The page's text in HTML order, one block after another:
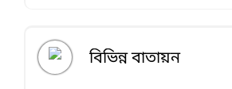
বিভিন্ন বাতায়ন